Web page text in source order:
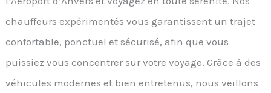
chauffeurs expérimentés vous garantissent un trajet
confortable, ponctuel et sécurisé, afin que vous
puissiez vous concentrer sur votre voyage. Grâce à des
véhicules modernes et bien entretenus, nous veillons